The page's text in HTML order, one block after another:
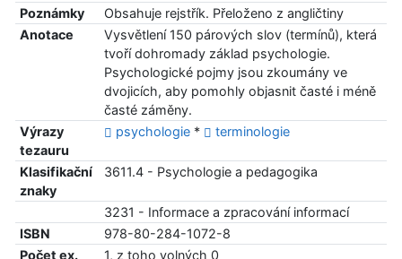
Poznámky
Obsahuje rejstřík. Přeloženo z angličtiny
Anotace
Vysvětlení 150 párových slov (termínů), která
tvoří dohromady základ psychologie.
Psychologické pojmy jsou zkoumány ve
dvojicích, aby pomohly objasnit časté i méně
časté záměny.
Výrazy
tezauru
psychologie* terminologie
Klasifikační
znaky
3611.4 - Psychologie a pedagogika
3231 - Informace a zpracování informací
ISBN
978-80-284-1072-8
Počet ex.
1, z toho volných 0